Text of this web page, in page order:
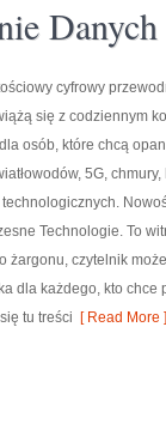
Danych
cyfrowy
się z codziennym
osób, które chcą
5G,
Technologie. To
żargonu, czytelnik
dla każdego, kto chce
tu treści [ Read More ]